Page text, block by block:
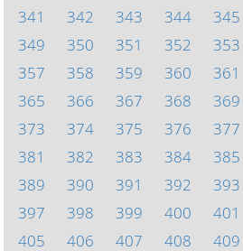
341
342 343 344 345
349
350 351 352 353
357
358 359 360 361
365
366 367 368 369
373
374 375 376 377
381
382 383 384 385
389
390 391 392 393
397
398 399 400 401
405
406 407 408 409